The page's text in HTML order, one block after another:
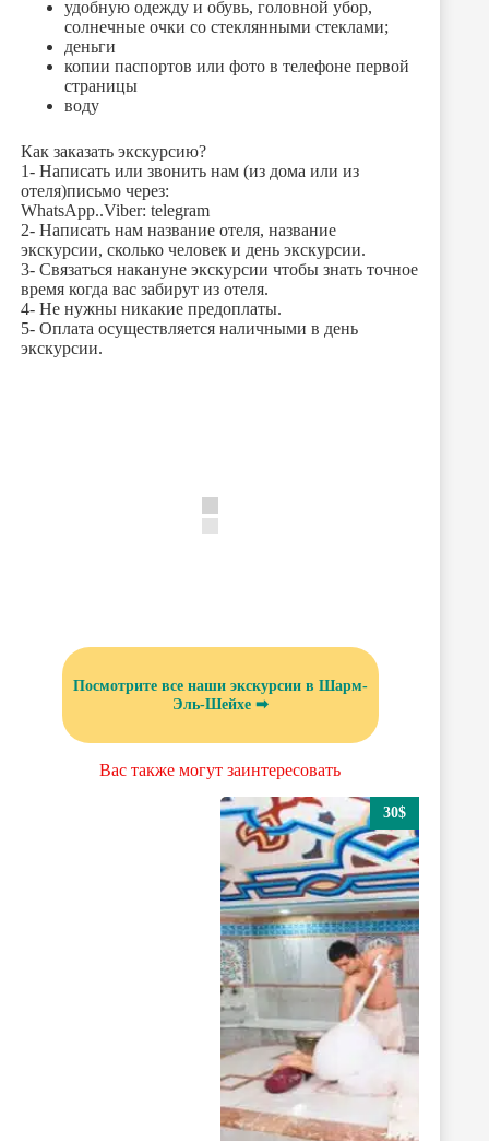
удобную одежду и обувь, головной убор,
солнечные очки со стеклянными стеклами;
деньги
копии паспортов или фото в телефоне первой
страницы
воду
Как заказать экскурсию?
1- Написать или звонить нам (из дома или из
отеля)письмо через:
WhatsApp..Viber: telegram
2- Написать нам название отеля, название
экскурсии, сколько человек и день экскурсии.
3- Связаться накануне экскурсии чтобы знать точное
время когда вас забирут из отеля.
4- Не нужны никакие предоплаты.
5- Оплата осуществляется наличными в день
экскурсии.
Посмотрите все наши экскурсии в Шарм-
Эль-Шейхе ➡
Вас также могут заинтересовать
30$